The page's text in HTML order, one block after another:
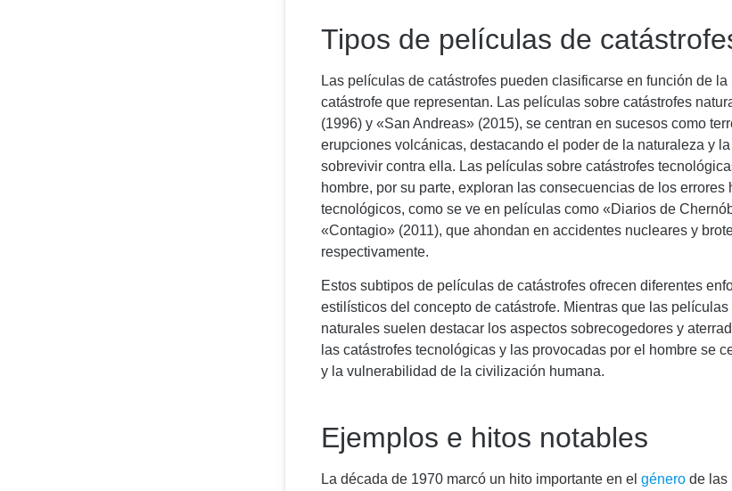
Tipos de películas de
Las películas de catástrofes pueden clasificarse en función de la
catástrofe que representan. Las películas sobre catástrofes
(1996) y «San Andreas» (2015), se centran en sucesos como
erupciones volcánicas, destacando el poder de la naturaleza y
sobrevivir contra ella. Las películas sobre catástrofes
hombre, por su parte, exploran las consecuencias de los errores
tecnológicos, como se ve en películas como «Diarios de
«Contagio» (2011), que ahondan en accidentes nucleares y
respectivamente.
Estos subtipos de películas de catástrofes ofrecen diferentes
estilísticos del concepto de catástrofe. Mientras que las
naturales suelen destacar los aspectos sobrecogedores y
las catástrofes tecnológicas y las provocadas por el hombre se
y la vulnerabilidad de la civilización humana.
Ejemplos e hitos notables
La década de 1970 marcó un hito importante en elgénero de las